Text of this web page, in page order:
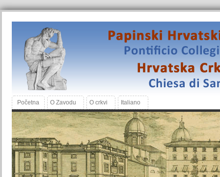
Početna O Zavodu O crkvi Italiano